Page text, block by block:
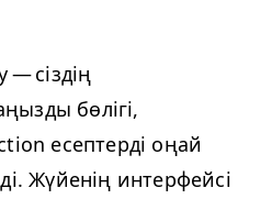
— сіздің
бөлігі,
есептерді оңай
Жүйенің интерфейсі